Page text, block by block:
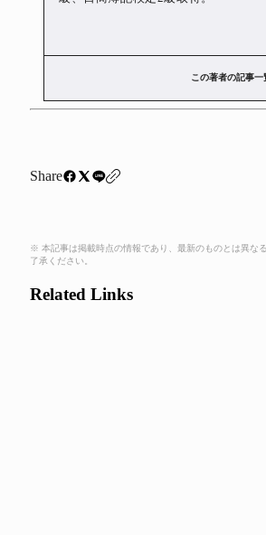
この著者の記事一
Share
※ 本記事は掲載時点の情報であり、最新のものとは異な
了承ください。
Related Links